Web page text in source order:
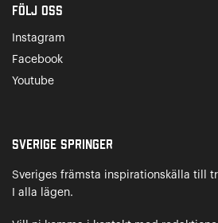
Följ oss
Instagram
Facebook
Youtube
Sverige Springer
Sveriges främsta inspirationskälla till
I alla lägen.